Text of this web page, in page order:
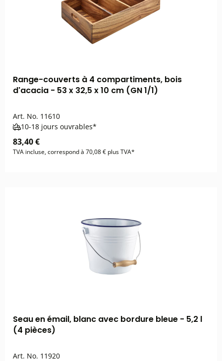
Range-couverts à 4 compartiments, bois
d'acacia - 53 x 32,5 x 10 cm (GN 1/1)
Art. No. 11610
10-18 jours ouvrables*
83,40 €
TVA incluse, correspond à 70,08 € plus TVA*
Seau en émail, blanc avec bordure bleue - 5,2 l
(4 pièces)
Art. No. 11920